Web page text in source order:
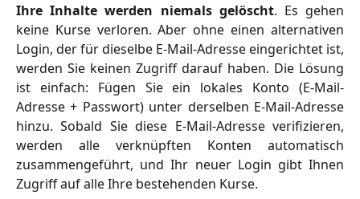
Ihre Inhalte werden niemals gelöscht. Es gehen
keine Kurse verloren. Aber ohne einen alternativen
Login, der für dieselbe E-Mail-Adresse eingerichtet ist,
werden Sie keinen Zugriff darauf haben. Die Lösung
ist einfach: Fügen Sie ein lokales Konto (E-Mail-
Adresse + Passwort) unter derselben E-Mail-Adresse
hinzu. Sobald Sie diese E-Mail-Adresse verifizieren,
werden alle verknüpften Konten automatisch
zusammengeführt, und Ihr neuer Login gibt Ihnen
Zugriff auf alle Ihre bestehenden Kurse.